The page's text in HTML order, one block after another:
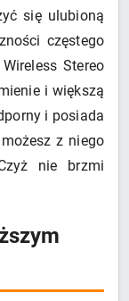
się ulubioną
częstego
Stereo
i większą
i posiada
z niego
nie brzmi